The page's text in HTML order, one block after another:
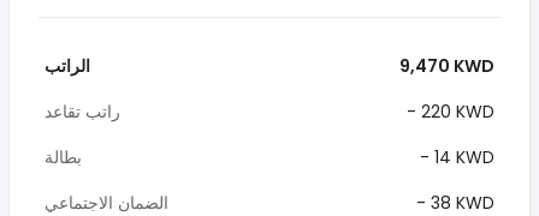
الراتب
9,470 KWD
راتب تقاعد
- 220 KWD
بطالة
- 14 KWD
الضمان الاجتماعي
- 38 KWD